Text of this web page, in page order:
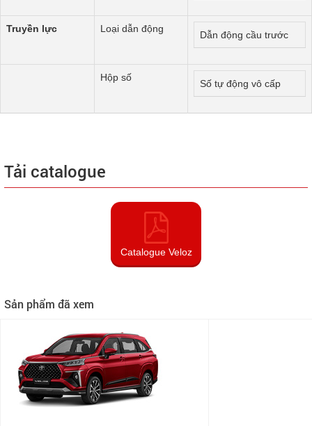
Truyền lực Loại dẫn động
Dẫn động cầu trước
Hộp số
Số tự động vô cấp
Tải catalogue
Catalogue Veloz
Sản phẩm đã xem